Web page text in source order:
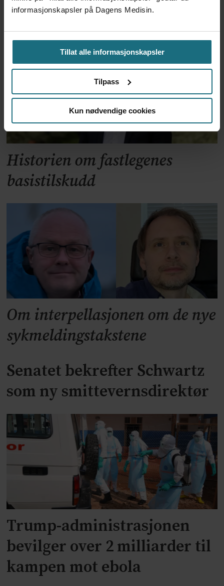
informasjonskapsler på Dagens Medisin.
Tillat alle informasjonskapsler
Tilpass
Kun nødvendige cookies
Helse- og sosialtjenestene
rammes oftest
Historien om fastlegenes
basistilskudd
Om interpellasjonen om de nye
sykmeldingstakstene
Senatet bekrefter Schwartz
som ny smittevernsdirektør
Trump-administrasjonen
bevilger over 2 milliarder til
kampen mot ebola